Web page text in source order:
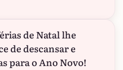
de Natal lhe
de descansar e
para o Ano Novo!